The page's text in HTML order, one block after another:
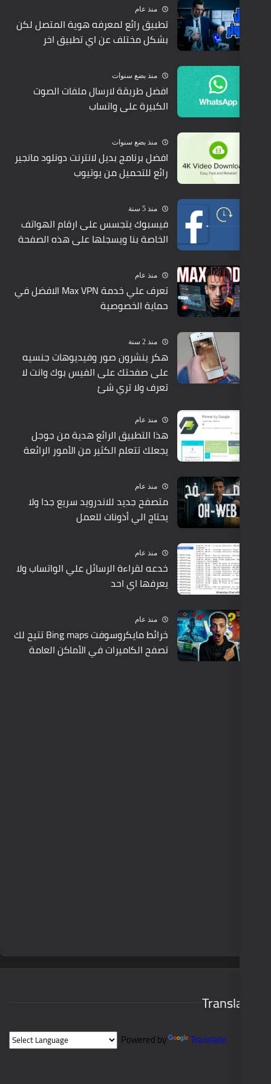
منذ عام
تطبيق رائع لمعرفه هوية المتصل لكن
بشكل مختلف عن اي تطبيق اخر
منذ بضع سنوات
افضل طريقة لارسال ملفات الصوت
الكبيرة على واتساب
منذ بضع سنوات
افضل برنامج بديل لانترنت دونلود مانجير
رائع للتحميل من يوتيوب
فيسبوك يتجسس على ارقام الهواتف
الخاصة بنا ويسجلها على هذه الصفحة
منذ عام
تعرف علي خدمة Max VPN الافضل في
حماية الخصوصية
هكر ينشرون صور وفيديوهات جنسيه
على صفحتك على الفيس بوك وانت لا
تعرف ولا تري شئ
منذ عام
هذا التطبيق الرائع هدية من جوجل
يجعلك تتعلم الكثير من الأمور الرائعة
منذ عام
متصفح جديد للاندرويد سريع جدا ولا
يحتاج الي أذونات للعمل
منذ عام
خدعه لقراءة الرسائل علي الواتساب ولا
يعرفها اي احد
منذ عام
خرائط مايكروسوفت Bing maps تتيح لك
تصفح الكاميرات في الأماكن العامة
Powered by